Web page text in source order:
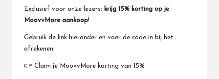
Exclusief voor onze lezers: krijg 15% korting op je
MoovvMoreaankoop!
Gebruik de link hieronder en voer de code in bij het
afrekenen:
👉 Claim je MoovvMore korting van 15%